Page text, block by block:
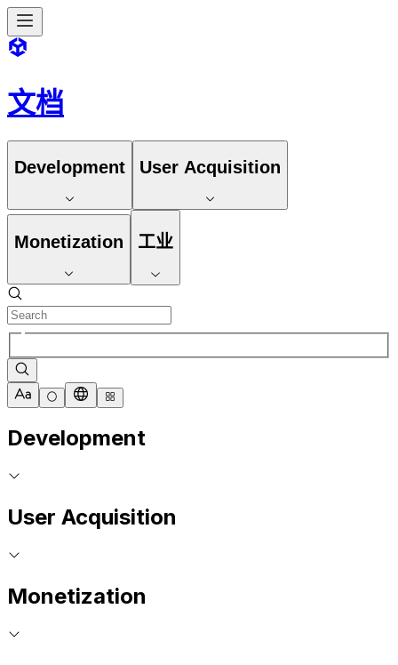
文档
Development User Acquisition
Monetization 工业
Development
User Acquisition
Monetization